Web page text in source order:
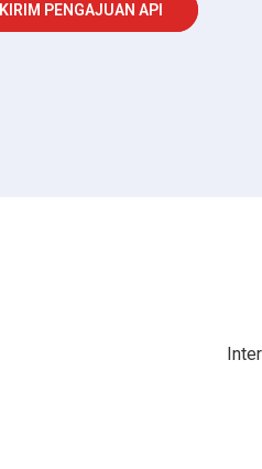
KIRIM PENGAJUAN API